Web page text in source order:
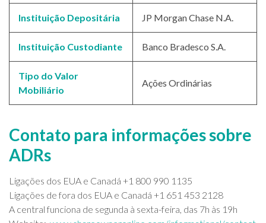
Instituição Depositária JP Morgan Chase N.A.
Instituição Custodiante Banco Bradesco S.A.
Tipo do Valor
Mobiliário
Ações Ordinárias
Contato para informações sobre
ADRs
Ligações dos EUA e Canadá +1 800 990 1135
Ligações de fora dos EUA e Canadá +1 651 453 2128
A central funciona de segunda à sexta-feira, das 7h às 19h